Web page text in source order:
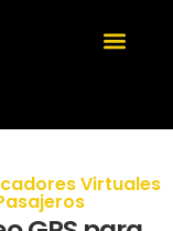
Virtuales